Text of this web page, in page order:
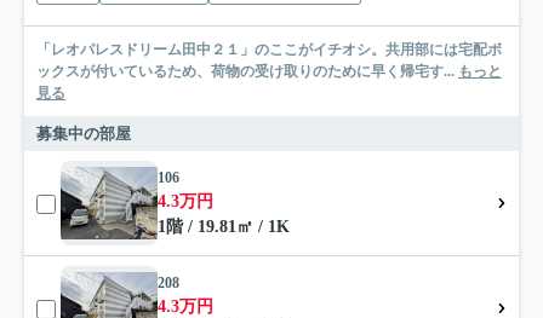
「レオパレスドリーム田中２１」のここがイチオシ。共用部には宅配ボ
ックスが付いているため、荷物の受け取りのために早く帰宅す... もっと
見る
募集中の部屋
106
4.3万円
1階 / 19.81㎡ / 1K
208
4.3万円